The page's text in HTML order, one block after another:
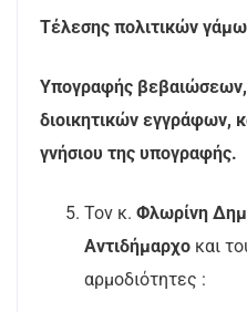
Τέλεσης πολιτικών
Υπογραφής βεβαιώσεων,
διοικητικών εγγράφων,
γνήσιου της υπογραφής.
Τον κ. Φλωρίνη
Αντιδήμαρχο και
αρμοδιότητες :